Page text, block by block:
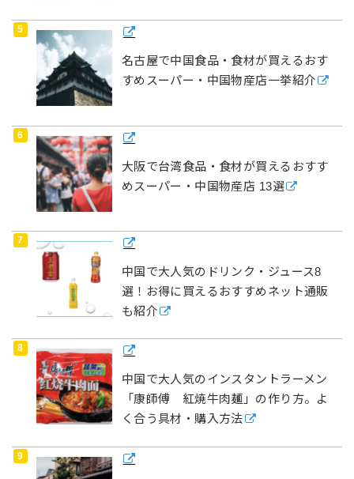
名古屋で中国食品・食材が買えるおす
すめスーパー・中国物産店一挙紹介
大阪で台湾食品・食材が買えるおすす
めスーパー・中国物産店 13選
中国で大人気のドリンク・ジュース8
選！お得に買えるおすすめネット通販
も紹介
中国で大人気のインスタントラーメン
「康師傅 紅焼牛肉麺」の作り方。よ
く合う具材・購入方法